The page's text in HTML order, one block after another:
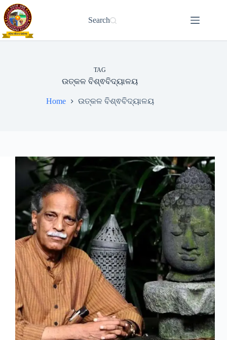
Skip
to
content
Search
TAG
ଉତ୍କଳ ବିଶ୍ଵବିଦ୍ୟାଳୟ
Home ଉତ୍କଳ ବିଶ୍ଵବିଦ୍ୟାଳୟ